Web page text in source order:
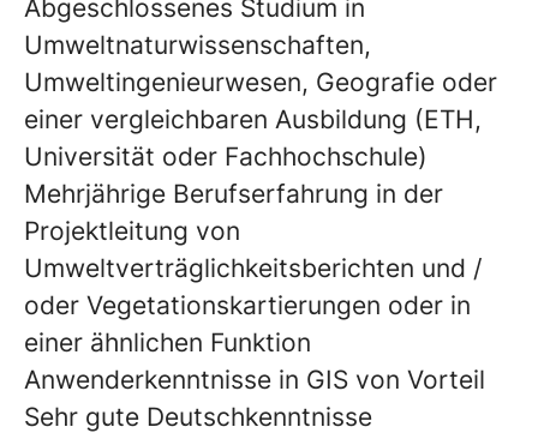
Abgeschlossenes Studium in
Umweltnaturwissenschaften,
Umweltingenieurwesen, Geografie oder
einer vergleichbaren Ausbildung (ETH,
Universität oder Fachhochschule)
Mehrjährige Berufserfahrung in der
Projektleitung von
Umweltverträglichkeitsberichten und /
oder Vegetationskartierungen oder in
einer ähnlichen Funktion
Anwenderkenntnisse in GIS von Vorteil
Sehr gute Deutschkenntnisse